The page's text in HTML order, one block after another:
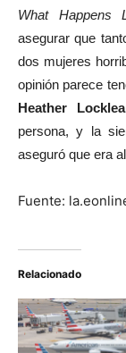
What Happens
asegurar que
dos mujeres
opinión parece
Heather
persona, y la
aseguró que era
Fuente:
Relacionado